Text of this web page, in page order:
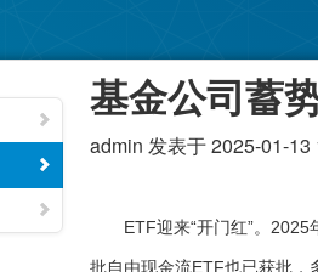
基金公司蓄
admin 发表于 2025-01-13
ETF迎来“开门红”。2025
批自由现金流ETF也已获批，